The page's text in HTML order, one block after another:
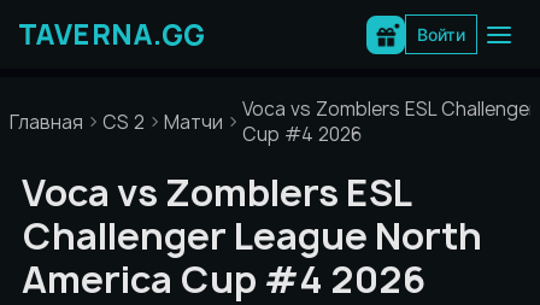
содержимому
Войти
Главная CS 2 Матчи
Voca vs Zomblers ESL
Cup #4 2026
Voca vs Zomblers ESL
Challenger League North
America Cup #4 2026